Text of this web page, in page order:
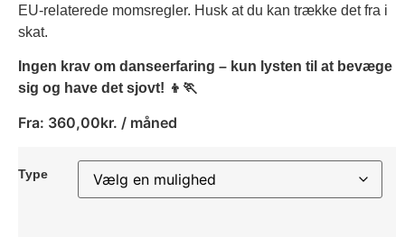
EU-relaterede momsregler. Husk at du kan trække det fra i
skat.
Ingen krav om danseerfaring – kun lysten til at bevæge
sig og have det sjovt! 👦🏃
Fra: 360,00kr. / måned
Type